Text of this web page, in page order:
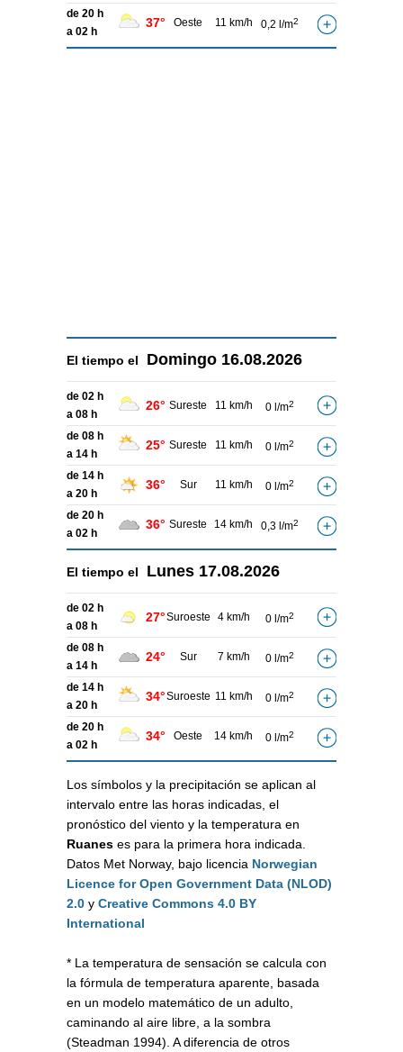
de 20 h
a 02 h
37° Oeste 11 km/h 0,2 l/m2
El tiempo el Domingo 16.08.2026
de 02 h
a 08 h
26° Sureste 11 km/h 0 l/m2
de 08 h
a 14 h
25° Sureste 11 km/h 0 l/m2
de 14 h
a 20 h
36° Sur 11 km/h 0 l/m2
de 20 h
a 02 h
36° Sureste 14 km/h 0,3 l/m2
El tiempo el Lunes 17.08.2026
de 02 h
a 08 h
27°Suroeste 4 km/h 0 l/m2
de 08 h
a 14 h
24° Sur 7 km/h 0 l/m2
de 14 h
a 20 h
34°Suroeste 11 km/h 0 l/m2
de 20 h
a 02 h
34° Oeste 14 km/h 0 l/m2
Los símbolos y la precipitación se aplican al
intervalo entre las horas indicadas, el
pronóstico del viento y la temperatura en
Ruanes es para la primera hora indicada.
Datos Met Norway, bajo licencia Norwegian
Licence for Open Government Data (NLOD)
2.0 y Creative Commons 4.0 BY
International
* La temperatura de sensación se calcula con
la fórmula de temperatura aparente, basada
en un modelo matemático de un adulto,
caminando al aire libre, a la sombra
(Steadman 1994). A diferencia de otros